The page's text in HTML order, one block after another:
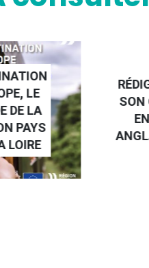
LE
DE LA
PAYS
LOIRE
SON
EN